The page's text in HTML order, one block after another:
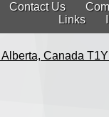
Contact Us
Links
Canada